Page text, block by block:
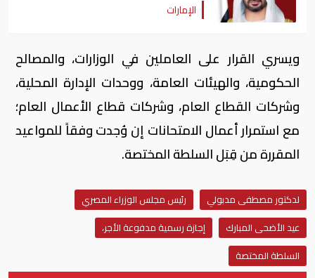
الإمارات
ويسري القرار على العاملين في الوزارات، والمصالح
الحكومية، والهيئات العامة، ووحدات الإدارة المحلية،
وشركات القطاع العام، وشركات قطاع الأعمال العام؛
مع استمرار أعمال الامتحانات إن وُجدت وفقاً للمواعيد
المقررة من قِبَل السلطة المختصة.
لدكتور مصطفى مدبولي
رئيس مجلس الوزراء المصري
عيد الأضحى المبارك
إجازة رسمية مدفوعة الأجر،
السلطة المختصة